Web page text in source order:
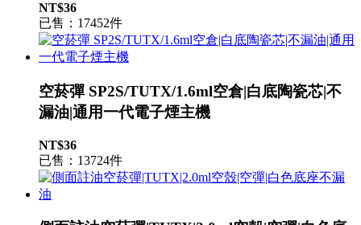
NT$36
已售：17452件
空菸彈 SP2S/TUTX/1.6ml空倉|白底陶瓷芯|不
漏油|通用一代電子煙主機
NT$36
已售：13724件